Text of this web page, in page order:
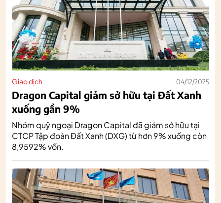
Giao dịch 04/12/2025
Dragon Capital giảm sở hữu tại Đất Xanh
xuống gần 9%
Nhóm quỹ ngoại Dragon Capital đã giảm sở hữu tại
CTCP Tập đoàn Đất Xanh (DXG) từ hơn 9% xuống còn
8,9592% vốn.